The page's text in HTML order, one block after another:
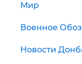
Мир
Военное
Новости